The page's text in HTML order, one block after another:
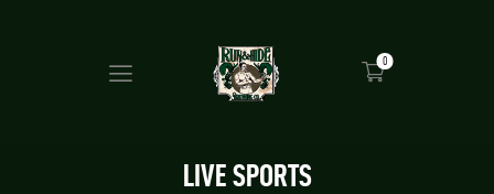
0
LIVE SPORTS